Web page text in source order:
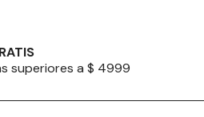
superiores a $ 4999